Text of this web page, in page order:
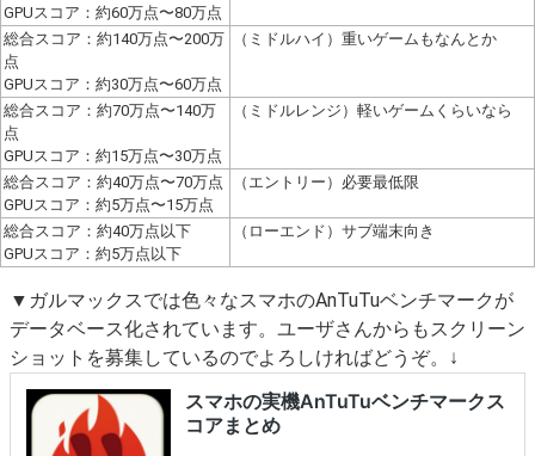
GPUスコア：約60万点〜80万点
総合スコア：約140万点〜200万
点
GPUスコア：約30万点〜60万点
（ミドルハイ）重いゲームもなんとか
総合スコア：約70万点〜140万
点
GPUスコア：約15万点〜30万点
（ミドルレンジ）軽いゲームくらいなら
総合スコア：約40万点〜70万点
GPUスコア：約5万点〜15万点
（エントリー）必要最低限
総合スコア：約40万点以下
GPUスコア：約5万点以下
（ローエンド）サブ端末向き
▼ガルマックスでは色々なスマホのAnTuTuベンチマークが
データベース化されています。ユーザさんからもスクリーン
ショットを募集しているのでよろしければどうぞ。↓